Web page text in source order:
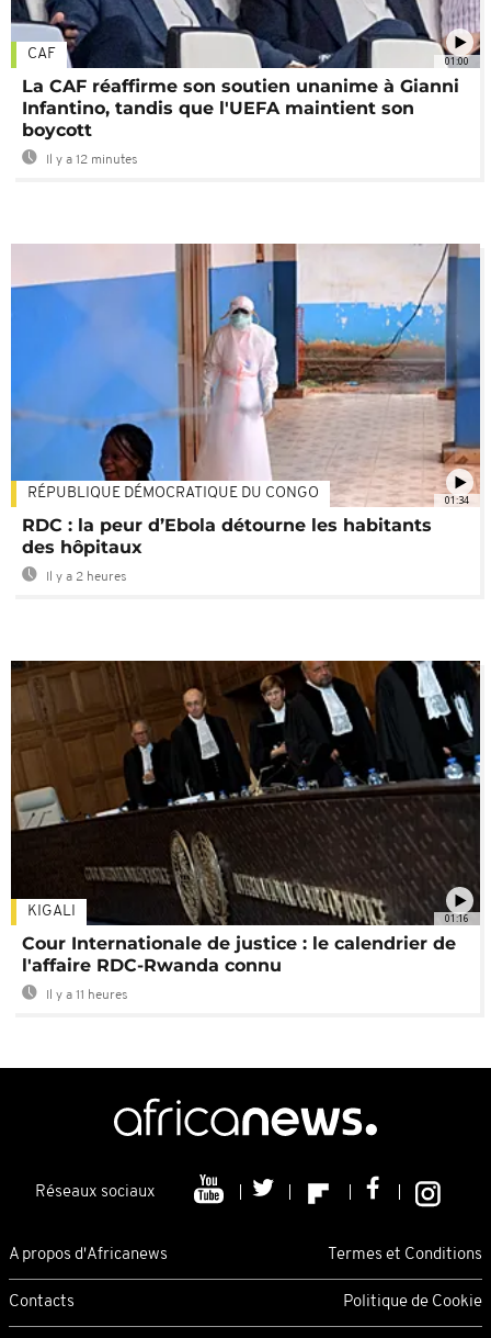
01:00
CAF
La CAF réaffirme son soutien unanime à Gianni
Infantino, tandis que l'UEFA maintient son
boycott
Il y a 12 minutes
01:34
RÉPUBLIQUE DÉMOCRATIQUE DU CONGO
RDC : la peur d’Ebola détourne les habitants
des hôpitaux
Il y a 2 heures
01:16
KIGALI
Cour Internationale de justice : le calendrier de
l'affaire RDC-Rwanda connu
Il y a 11 heures
Réseaux sociaux
A propos d'Africanews Termes et Conditions
Contacts Politique de Cookie